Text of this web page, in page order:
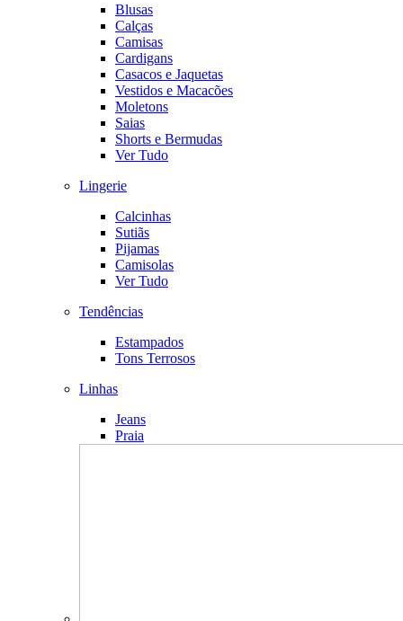
Blusas
Calças
Camisas
Cardigans
Casacos e Jaquetas
Vestidos e Macacões
Moletons
Saias
Shorts e Bermudas
Ver Tudo
Lingerie
Calcinhas
Sutiãs
Pijamas
Camisolas
Ver Tudo
Tendências
Estampados
Tons Terrosos
Linhas
Jeans
Praia